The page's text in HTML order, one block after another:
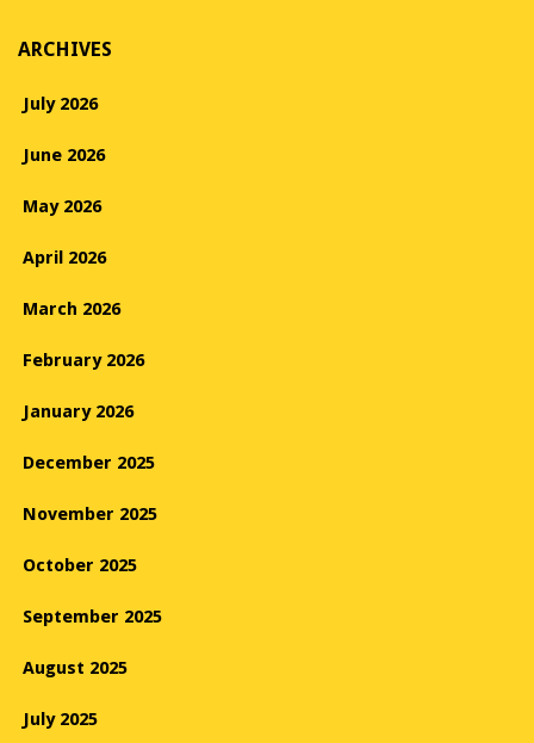
ARCHIVES
July 2026
June 2026
May 2026
April 2026
March 2026
February 2026
January 2026
December 2025
November 2025
October 2025
September 2025
August 2025
July 2025